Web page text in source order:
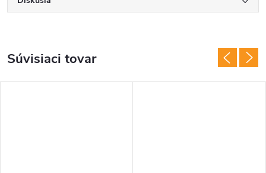
Súvisiaci tovar